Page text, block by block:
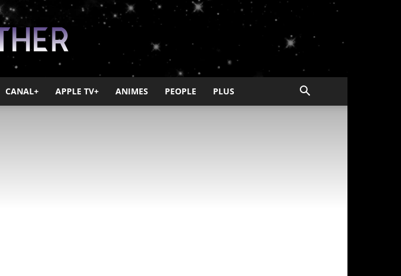
Ayther
CANAL+ APPLE TV+ ANIMES PEOPLE PLUS